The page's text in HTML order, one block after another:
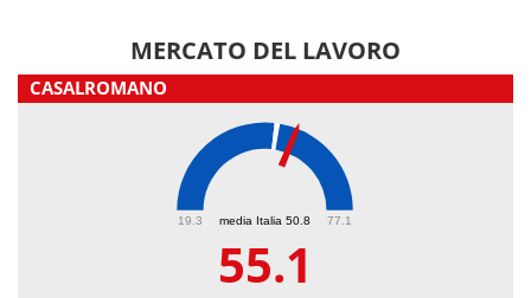
MERCATO DEL LAVORO
CASALROMANO
media Italia 50.8
19.3 77.1
55.1